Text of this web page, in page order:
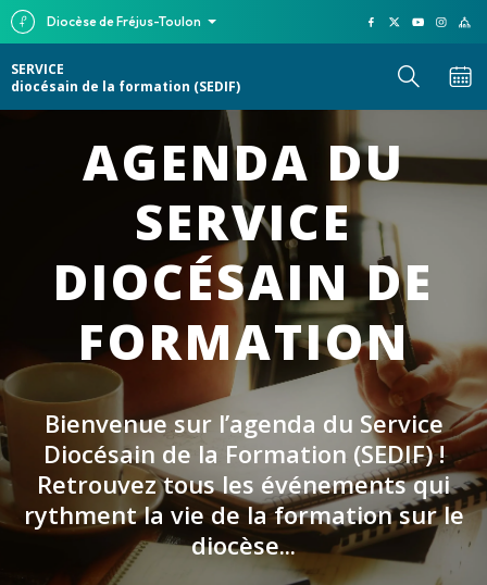
Diocèse de Fréjus-Toulon
SERVICE
diocésain de la formation (SEDIF)
AGENDA DU
SERVICE
DIOCÉSAIN DE
FORMATION
Bienvenue sur l’agenda du Service
Diocésain de la Formation (SEDIF) !
Retrouvez tous les événements qui
rythment la vie de la formation sur le
diocèse...